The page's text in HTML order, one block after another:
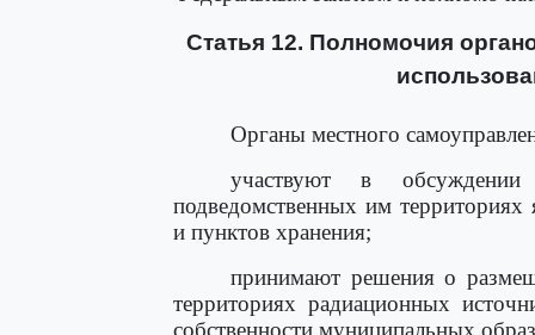
Статья 12. Полномочия
Органы местного
участвуют в
подведомственных им
и пунктов хранения;
принимают решения о
территориях радиационных
собственности муниципальных